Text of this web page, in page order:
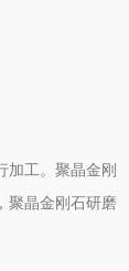
加工。聚晶金刚
聚晶金刚石研磨